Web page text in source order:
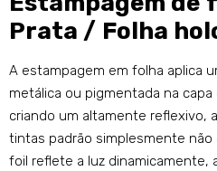
Prata / Folha
A estampagem em folha aplica
metálica ou pigmentada na
criando um altamente reflexivo,
tintas padrão simplesmente não
foil reflete a luz dinamicamente,